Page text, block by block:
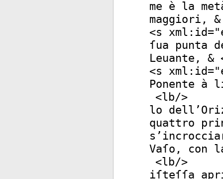
me è la
maggiori,
<s xml:id="
ſua punta
Leuante, &
<s xml:id="
Ponente à
<lb/>
lo
quattro
Vaſo, con
<lb/>
iſteſſa